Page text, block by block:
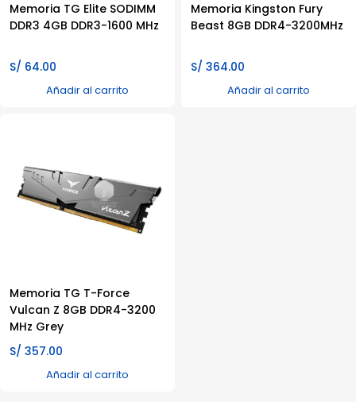
Memoria TG Elite SODIMM
DDR3 4GB DDR3-1600 MHz
S/ 64.00
Añadir al carrito
Memoria Kingston Fury
Beast 8GB DDR4-3200MHz
S/ 364.00
Añadir al carrito
Memoria TG T-Force
Vulcan Z 8GB DDR4-3200
MHz Grey
S/ 357.00
Añadir al carrito